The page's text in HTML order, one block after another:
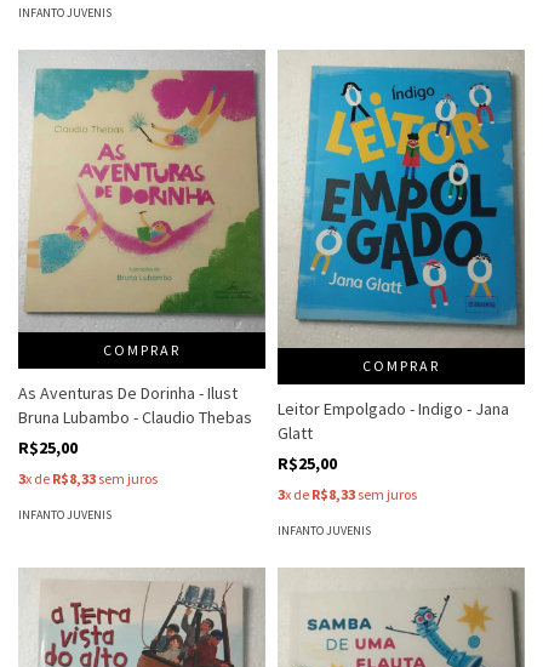
INFANTO JUVENIS
COMPRAR
As Aventuras De Dorinha - Ilust
Bruna Lubambo - Claudio Thebas
R$25,00
3x de R$8,33 sem juros
INFANTO JUVENIS
COMPRAR
Leitor Empolgado - Indigo - Jana
Glatt
R$25,00
3x de R$8,33 sem juros
INFANTO JUVENIS